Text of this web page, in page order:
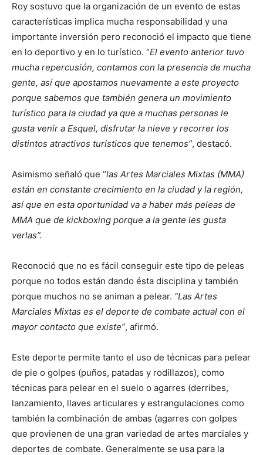
Roy sostuvo que la organización de un evento de estas
características implica mucha responsabilidad y una
importante inversión pero reconoció el impacto que tiene
en lo deportivo y en lo turístico. “El evento anterior tuvo
mucha repercusión, contamos con la presencia de mucha
gente, así que apostamos nuevamente a este proyecto
porque sabemos que también genera un movimiento
turístico para la ciudad ya que a muchas personas le
gusta venir a Esquel, disfrutar la nieve y recorrer los
distintos atractivos turísticos que tenemos”, destacó.
Asimismo señaló que “las Artes Marciales Mixtas (MMA)
están en constante crecimiento en la ciudad y la región,
así que en esta oportunidad va a haber más peleas de
MMA que de kickboxing porque a la gente les gusta
verlas”.
Reconoció que no es fácil conseguir este tipo de peleas
porque no todos están dando ésta disciplina y también
porque muchos no se animan a pelear. “Las Artes
Marciales Mixtas es el deporte de combate actual con el
mayor contacto que existe”, afirmó.
Este deporte permite tanto el uso de técnicas para pelear
de pie o golpes (puños, patadas y rodillazos), como
técnicas para pelear en el suelo o agarres (derribes,
lanzamiento, llaves articulares y estrangulaciones como
también la combinación de ambas (agarres con golpes
que provienen de una gran variedad de artes marciales y
deportes de combate. Generalmente se usa para la